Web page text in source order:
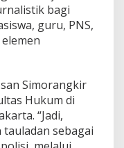
bagi
guru, PNS,
Simorangkir
Hukum di
“Jadi,
sebagai